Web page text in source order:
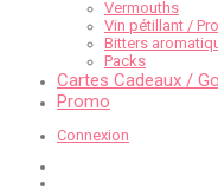
Vermouths
Vin pétillant /
Bitters
Packs
Cartes Cadeaux /
Promo
Connexion